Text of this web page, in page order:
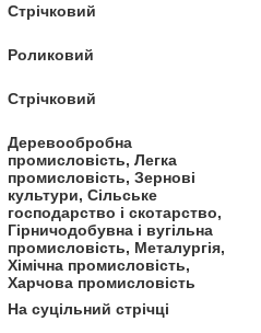
Стрічковий
Роликовий
Стрічковий
Деревообробна
промисловість, Легка
промисловість, Зернові
культури, Сільське
господарство і скотарство,
Гірничодобувна і вугільна
промисловість, Металургія,
Хімічна промисловість,
Харчова промисловість
На суцільний стрічці